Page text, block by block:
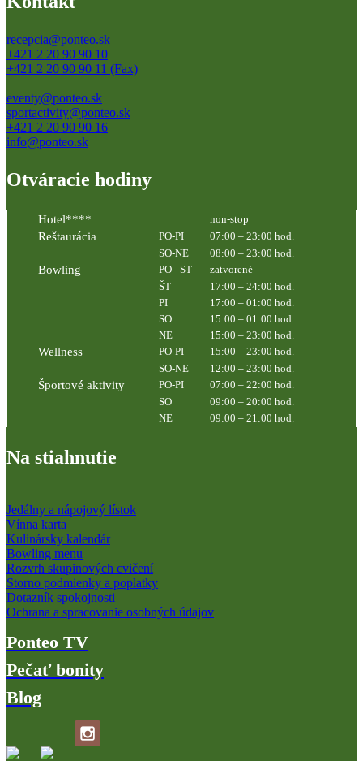
recepcia@ponteo.sk
+421 2 20 90 90 10
+421 2 20 90 90 11 (Fax)
eventy@ponteo.sk
sportactivity@ponteo.sk
+421 2 20 90 90 16
info@ponteo.sk
Otváracie hodiny
Hotel**** non-stop
Reštaurácia PO-PI
07:00 – 23:00 hod.
SO-NE
08:00 – 23:00 hod.
Bowling PO - ST
zatvorené
ŠT
17:00 – 24:00 hod.
PI
17:00 – 01:00 hod.
SO
15:00 – 01:00 hod.
NE
15:00 – 23:00 hod.
Wellness PO-PI
15:00 – 23:00 hod.
SO-NE
12:00 – 23:00 hod.
Športové aktivity PO-PI
07:00 – 22:00 hod.
SO
09:00 – 20:00 hod.
NE
09:00 – 21:00 hod.
Na stiahnutie
Jedálny a nápojový lístok
Vínna karta
Kulinársky kalendár
Bowling menu
Rozvrh skupinových cvičení
Storno podmienky a poplatky
Dotazník spokojnosti
Ochrana a spracovanie osobných údajov
Ponteo TV
Pečať bonity
Blog